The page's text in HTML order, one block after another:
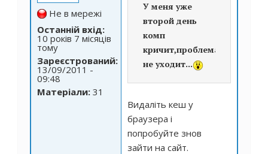
Не в мережі
Останній вхід:
10 років 7 місяців
тому
Зареєстрований:
13/09/2011 -
09:48
Матеріали: 31
У меня уже
второй день
комп
кричит,проблема
не уходит...
Видаліть кеш у
браузера і
попробуйте знов
зайти на сайт.